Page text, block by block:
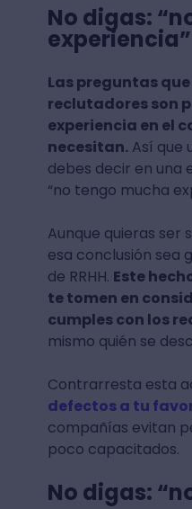
No digas:
experiencia”
Las preguntas
reclutadores son
experiencia en el
necesitan.Así que
debes decir en una
“no tengo mucha
Aunque quieras ser
esa conclusión sea
de RRHH. Este
te tomen en
cumples con los
mismo quién se
Contrarresta esta
defectos a tu
compañías evitan
poco capacitados.
No digas: